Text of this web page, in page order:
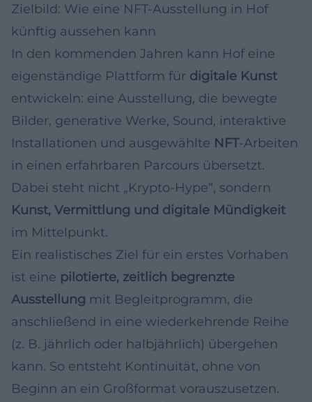
Zielbild: Wie eine NFT-Ausstellung in Hof
künftig aussehen kann
In den kommenden Jahren kann Hof eine
eigenständige Plattform für digitale Kunst
entwickeln: eine Ausstellung, die bewegte
Bilder, generative Werke, Sound, interaktive
Installationen und ausgewählte NFT-Arbeiten
in einen erfahrbaren Parcours übersetzt.
Dabei steht nicht „Krypto-Hype“, sondern
Kunst, Vermittlung und digitale Mündigkeit
im Mittelpunkt.
Ein realistisches Ziel für ein erstes Vorhaben
ist eine pilotierte, zeitlich begrenzte
Ausstellung mit Begleitprogramm, die
anschließend in eine wiederkehrende Reihe
(z. B. jährlich oder halbjährlich) übergehen
kann. So entsteht Kontinuität, ohne von
Beginn an ein Großformat vorauszusetzen.